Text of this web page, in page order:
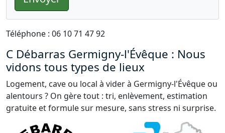
Téléphone : 06 10 71 47 92
C Débarras Germigny-l'Évêque : Nous
vidons tous types de lieux
Logement, cave ou local à vider à Germigny-l'Évêque ou
alentours ? On gère tout : tri, enlèvement, estimation
gratuite et formule sur mesure, sans stress ni surprise.